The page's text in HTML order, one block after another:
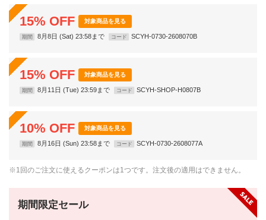
15% OFF 対象商品を見る
期間 8月8日 (Sat) 23:58まで コード SCYH-0730-2608070B
15% OFF 対象商品を見る
期間 8月11日 (Tue) 23:59まで コード SCYH-SHOP-H0807B
10% OFF 対象商品を見る
期間 8月16日 (Sun) 23:58まで コード SCYH-0730-2608077A
※1回のご注文に使えるクーポンは1つです。注文後の適用はできません。
期間限定セール